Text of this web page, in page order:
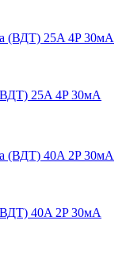
25A 4P 30мА
40A 2P 30мА